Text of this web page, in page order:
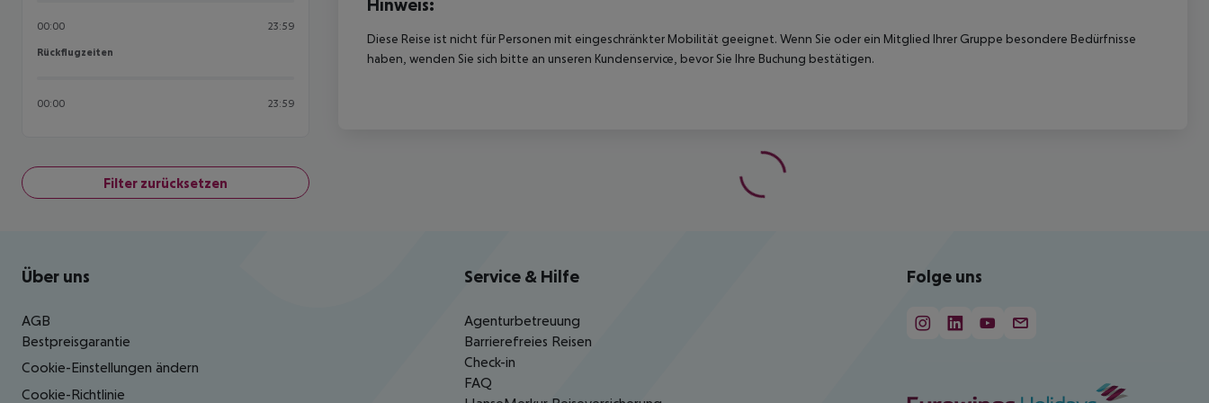
00:00 23:59
Rückflugzeiten
Rückflugzeiten
00:00 23:59
Filter zurücksetzen
Hinweis:
Diese Reise ist nicht für Personen mit eingeschränkter Mobilität geeignet. Wenn Sie oder ein Mitglied Ihrer Gruppe besondere Bedürfnisse
haben, wenden Sie sich bitte an unseren Kundenservice, bevor Sie Ihre Buchung bestätigen.
Footer navigation
Über uns
AGB
Bestpreisgarantie
Cookie-Einstellungen ändern
Cookie-Richtlinie
Service & Hilfe
Agenturbetreuung
Barrierefreies Reisen
Check-in
FAQ
Folge uns